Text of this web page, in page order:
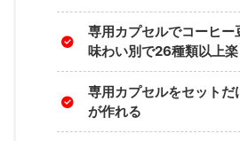
専用カプセルでコーヒー
味わい別で26種類以上楽
専用カプセルをセット
が作れる